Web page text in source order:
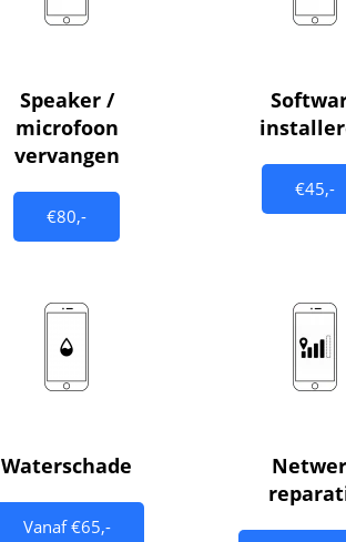
Speaker /
microfoon
vervangen
€80,-
€45,-
Waterschade
Vanaf €65,-